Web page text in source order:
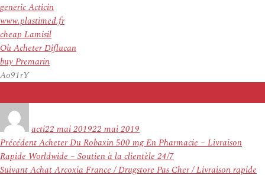
generic Acticin
www.plastimed.fr
cheap Lamisil
Où Acheter Diflucan
buy Premarin
Ao91rY
actile
22 mai 201922 mai 2019
Navigation
de
l’article
PrécédentArticle
précédent :
Acheter Du Robaxin 500 mg En Pharmacie – Livraison
Rapide Worldwide – Soutien à la clientèle 24/7
SuivantArticle
Achat Arcoxia France / Drugstore Pas Cher / Livraison rapide